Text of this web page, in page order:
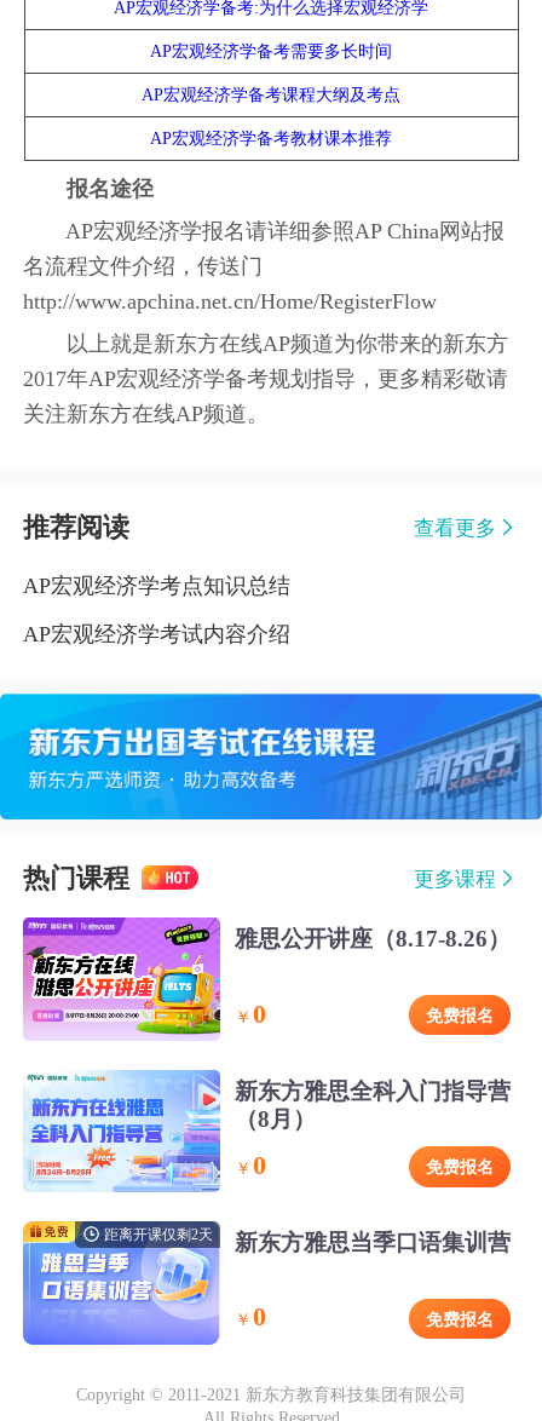
AP宏观经济学备考:为什么选择宏观经济学
AP宏观经济学备考需要多长时间
AP宏观经济学备考课程大纲及考点
AP宏观经济学备考教材课本推荐
报名途径
AP宏观经济学报名请详细参照AP China网站报
名流程文件介绍，传送门
http://www.apchina.net.cn/Home/RegisterFlow
以上就是新东方在线AP频道为你带来的新东方
2017年AP宏观经济学备考规划指导，更多精彩敬请
关注新东方在线AP频道。
推荐阅读 查看更多
AP宏观经济学考点知识总结
AP宏观经济学考试内容介绍
热门课程 更多课程
雅思公开讲座（8.17-8.26）
￥ 0 免费报名
新东方雅思全科入门指导营
（8月）
￥ 0 免费报名
距离开课仅剩2天 新东方雅思当季口语集训营
￥ 0 免费报名
Copyright © 2011-2021 新东方教育科技集团有限公司